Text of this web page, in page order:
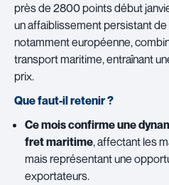
près de 2800 points début
un affaiblissement persistant
notamment européenne,
transport maritime, entraînant
prix.
Que faut-il retenir ?
Ce mois confirme une
fret maritime, affectant les
mais représentant une
exportateurs.